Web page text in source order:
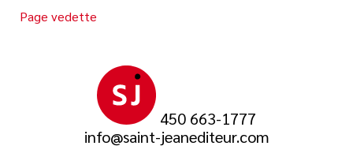
450 663-1777
info@saint-jeanediteur.com
Page vedette